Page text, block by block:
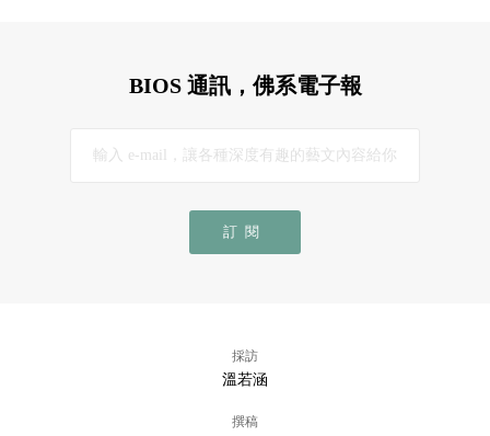
BIOS 通訊，佛系電子報
訂閱
採訪
溫若涵
撰稿